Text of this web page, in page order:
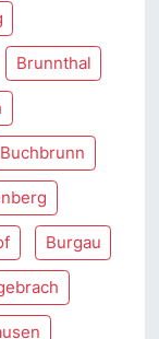
Brunnthal
Buchbrunn
Burgau